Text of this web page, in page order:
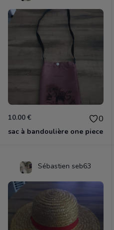
10.00 € 0
sac à bandoulière one piece
Sébastien seb63